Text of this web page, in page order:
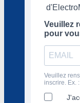
Veuillez
pour
Veuillez
inscrire. Ex. :